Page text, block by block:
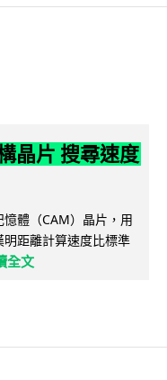
晶片 搜尋速度
體（CAM）晶片，用
距離計算速度比標準
全文